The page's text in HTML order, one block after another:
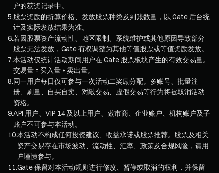
户的获奖记录中。
5.股票奖励的折算价格、发放股票种类及到账数量，以 Gate 后台统
计及实际发放结果为准。
6.若因股票资产流动性、地区限制、系统维护或其他原因导致部分
股票无法发放，Gate 有权调整为其他等值股票或等值奖励发放。
7.本活动仅统计活动期间用户在 Gate 股票板块产生的有效交易量。
交易量 = 买入量 + 卖出量。
8.同一用户每日仅可参与一次活动二奖励分配。多账号、批量注
册、刷量、自买自卖、对敲交易、虚假交易等行为将被取消活动
资格。
9.API 用户、VIP 14 及以上用户、做市商、企业账户、机构账户及子
账户不可参与本活动。
10.本活动不构成任何投资建议、收益承诺或股票推荐。股票及相关
资产交易存在市场波动、流动性、汇率、政策及合规风险，请用
户谨慎参与。
11.Gate 保留对本活动规则进行修改、暂停或取消的权利，并保留